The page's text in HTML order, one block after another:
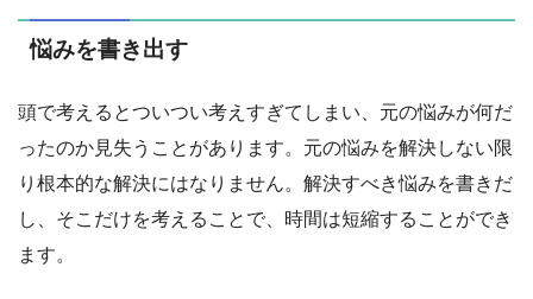
悩みを書き出す
頭で考えるとついつい考えすぎてしまい、元の悩みが何だ
ったのか見失うことがあります。元の悩みを解決しない限
り根本的な解決にはなりません。解決すべき悩みを書きだ
し、そこだけを考えることで、時間は短縮することができ
ます。